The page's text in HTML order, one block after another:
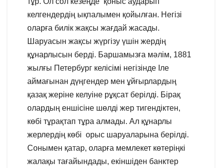
келгендердің ықпалымен қойылған. Негізі
оларға билік жақсы жағдай жасады.
Шаруасын жақсы жүргізу үшін жердің
құнарлысын берді. Баршамызға мәлім, 1881
жылғы Петербург келісімі негізінде Іле
аймағынан дүңгендер мен ұйғырлардың
қазақ жеріне келуіне рұқсат берілді. Бірақ
олардың еншісіне шөлді жер тигендіктен,
көбі тұрақтап тұра алмады. Ал құнарлы
жерлердің көбі орыс шаруаларына берілді.
Сонымен қатар, оларға мемлекет көтеріңкі
жалақы тағайындады, екіншіден банктер